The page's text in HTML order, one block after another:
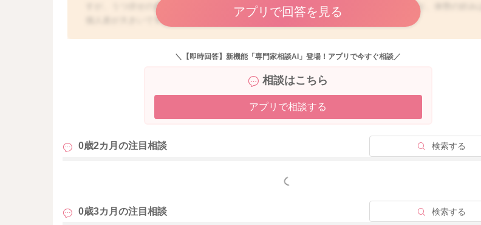
すが、うつ伏せの姿勢を好むお子さんもいらっしゃれば、嫌がるお子さんもいらっしゃり、体勢の好みは
個人差が大きいですね。
状態でした。その状態は人間が生まれてすぐに、運動できるほどの能力や筋力を育むには限界があり、人
間の赤ちゃんは非常に筋力が弱いまま生まれてきます。この筋力は、生まれて様々な動きを経て、どんど
もちろんうつ伏せの姿勢だけではありませんが、縦に抱っこされたりゴロゴロしながら頭を動かしたり、
授乳してごくごく顎を使うことも、全て喉や首の筋力を作ることに関与しています。
くことをお勧めしていますよ。
アプリで回答を見る
＼【即時回答】新機能「専門家相談AI」登場！アプリで今すぐ相談／
相談はこちら
アプリで相談する
0歳2カ月の注目相談 検索する
もっと見る
0歳3カ月の注目相談 検索する